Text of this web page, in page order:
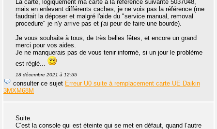
La carte, logiquement ma carte à la référence suivante 5037048,
mais en enlevant différents caches, je ne vois pas la référence (me
faudrait la déposer et malgré l'aide du "service manual, removal
procedure" je n'y arrive pas et j'ai peur de faire une bourde).
Je vous souhaite à tous, de très belles fêtes, et encore un grand
merci pour vos aides.
Je ne manquerais pas de vous tenir informé, si un jour le problème
est réglé...
18 décembre 2021 à 12:55
consulter ce sujet Erreur U0 suite à remplacement carte UE Daikin
3MXM68M
Suite.
C’est la console qui est éteinte qui se met en défaut, quand l’autre